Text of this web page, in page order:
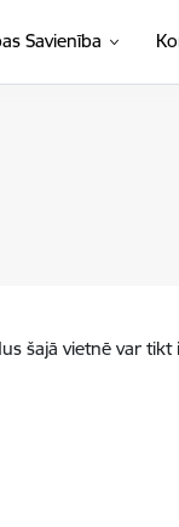
Savienība
šajā vietnē var